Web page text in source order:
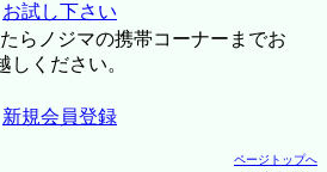
お試し下さい
らノジマの携帯コーナーまでお
しください。
新規会員登録
ページトップへ